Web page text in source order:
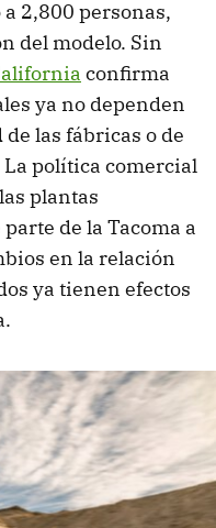
2,800 personas,
del modelo. Sin
confirma
ya no dependen
las fábricas o de
política comercial
plantas
de la Tacoma a
en la relación
ya tienen efectos